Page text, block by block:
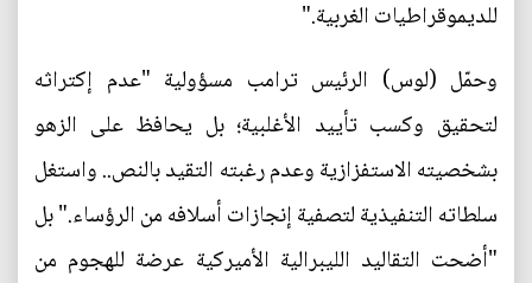
للديموقراطيات الغربية."
وحمّل (لوس) الرئيس ترامب مسؤولية "عدم إكتراثه
لتحقيق وكسب تأييد الأغلبية؛ بل يحافظ على الزهو
بشخصيته الاستفزازية وعدم رغبته التقيد بالنص.. واستغل
سلطاته التنفيذية لتصفية إنجازات أسلافه من الرؤساء." بل
"أضحت التقاليد الليبرالية الأميركية عرضة للهجوم من